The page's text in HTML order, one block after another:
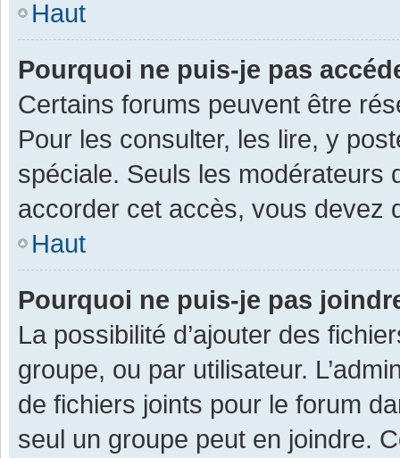
Haut
Pourquoi ne puis-je pas
Certains forums peuvent être
Pour les consulter, les lire, y
spéciale. Seuls les modérateurs
accorder cet accès, vous devez
Haut
Pourquoi ne puis-je pas
La possibilité d’ajouter des
groupe, ou par utilisateur.
de fichiers joints pour le forum
seul un groupe peut en joindre.